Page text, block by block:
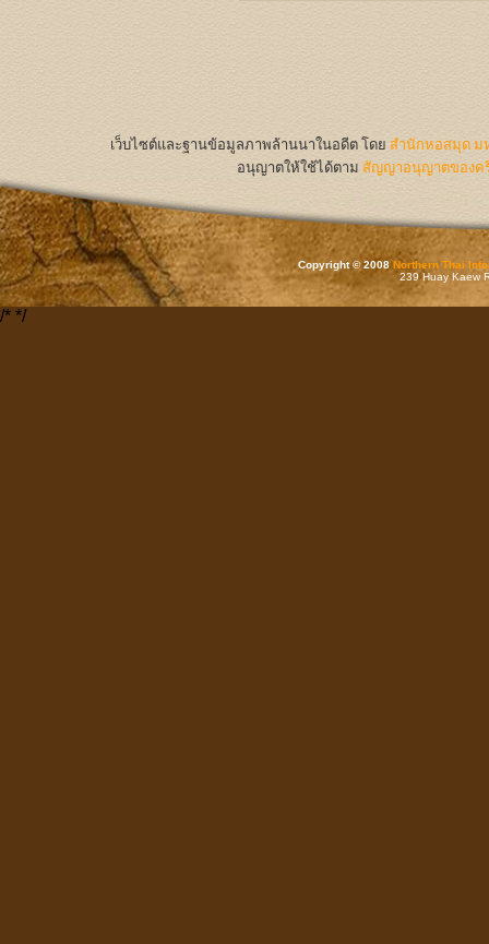
เว็บไซต์และฐานข้อมูลภาพล้านนาในอดีต โดย สำนักหอสมุด ม
อนุญาตให้ใช้ได้ตาม สัญญาอนุญาตของค
Copyright © 2008Northern Thai
239 Huay Kaew
/* */